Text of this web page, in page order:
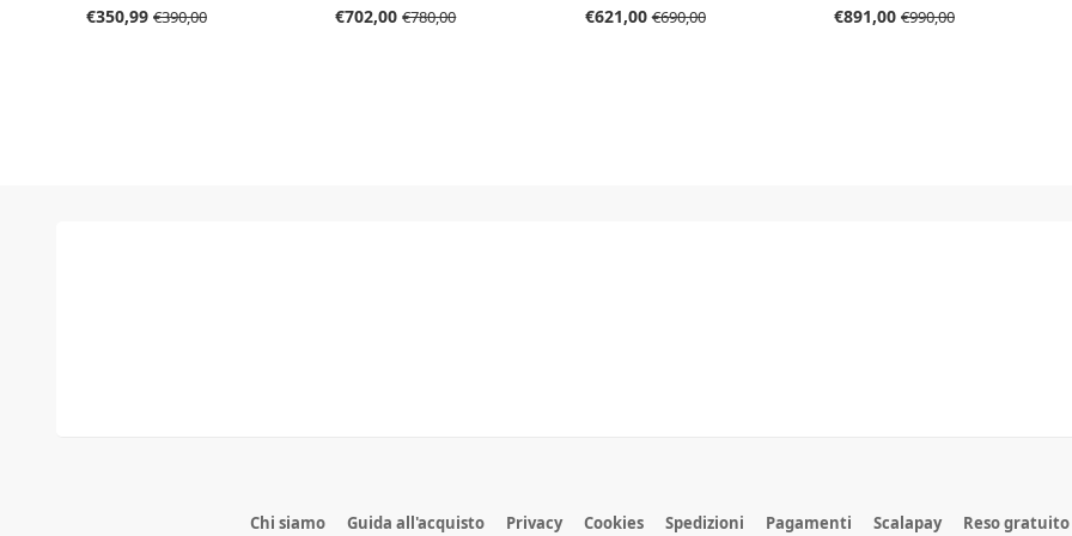
colore E purezza SI1
€350,99 €390,00 €702,00€780,00
purezza IF certificato IGI
€621,00€690,00 €891,00 €990,00
Chi siamo Guida all'acquisto Privacy Cookies Spedizioni Pagamenti Scalapay Reso gratuito